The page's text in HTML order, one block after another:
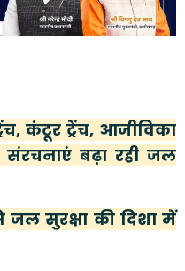
कंटूर ट्रेंच, आजीविका
संरचनाएं बढ़ा रही जल
जल सुरक्षा की दिशा में